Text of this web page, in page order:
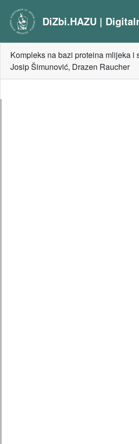
DiZbi.HAZU |
Kompleks na bazi proteina mlijeka i
Josip Šimunović, Drazen Raucher